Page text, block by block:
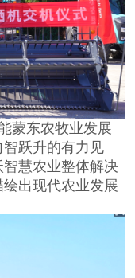
蒙东农牧业发展
跃升的有力见
慧农业整体解决
出现代农业发展